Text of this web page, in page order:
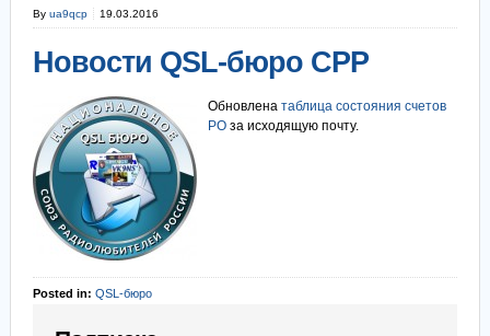
By ua9qcp 19.03.2016
Новости QSL-бюро СРР
Обновлена таблица состояния счетов
РОза исходящую почту.
Posted in: QSL-бюро